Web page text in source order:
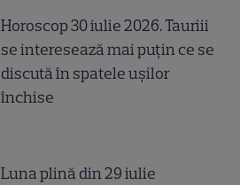
Horoscop 30 iulie 2026. Tauriii
se interesează mai puțin ce se
discută în spatele ușilor
închise
Luna plină din 29 iulie